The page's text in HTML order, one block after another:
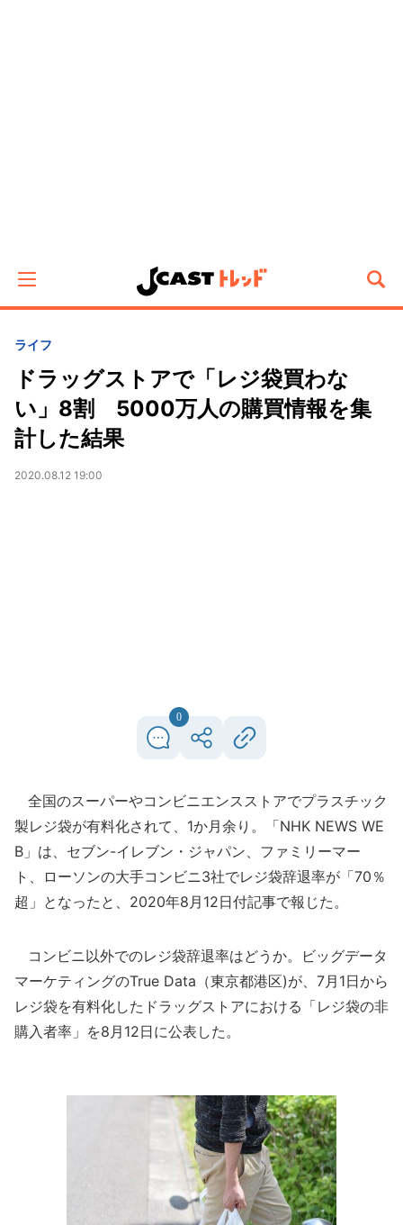
ライフ
ドラッグストアで「レジ袋買わな
い」8割 5000万人の購買情報を集
計した結果
2020.08.12 19:00
0
全国のスーパーやコンビニエンスストアでプラスチック
製レジ袋が有料化されて、1か月余り。「NHK NEWS WE
B」は、セブン-イレブン・ジャパン、ファミリーマー
ト、ローソンの大手コンビニ3社でレジ袋辞退率が「70％
超」となったと、2020年8月12日付記事で報じた。
コンビニ以外でのレジ袋辞退率はどうか。ビッグデータ
マーケティングのTrue Data（東京都港区)が、7月1日から
レジ袋を有料化したドラッグストアにおける「レジ袋の非
購入者率」を8月12日に公表した。